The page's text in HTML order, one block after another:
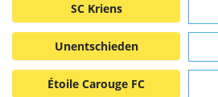
SC Kriens
Unentschieden
Étoile Carouge FC